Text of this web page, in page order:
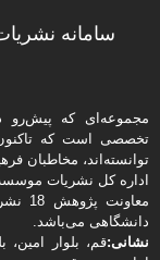
سامانه
مجموعه‌ای که پیش‌رو
تخصصی است که
توانسته‌اند، مخاطبان
اداره كل نشریات
دانشگاهی می‌باشد.
نشانی:قم، بلوار